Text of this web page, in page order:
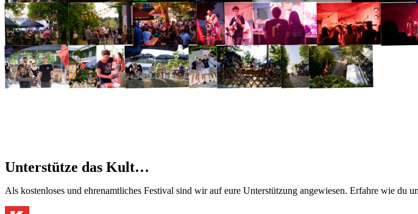
Unterstütze das Kult…
Als kostenloses und ehrenamtliches Festival sind wir auf eure Unterstützung angewiesen. Erfahre wie du